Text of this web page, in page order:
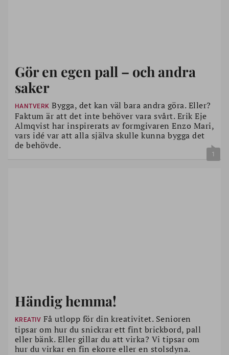
Gör en egen pall – och andra
saker
HANTVERK Bygga, det kan väl bara andra göra. Eller?
Faktum är att det inte behöver vara svårt. Erik Eje
Almqvist har inspirerats av formgivaren Enzo Mari,
vars idé var att alla själva skulle kunna bygga det
de behövde.
1
Händig hemma!
KREATIV Få utlopp för din kreativitet. Senioren
tipsar om hur du snickrar ett fint brickbord, pall
eller bänk. Eller gillar du att virka? Vi tipsar om
hur du virkar en fin ekorre eller en stolsdyna.